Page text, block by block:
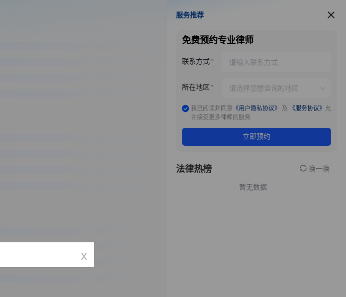
服务推荐
服务推荐
免费预约专业律师
联系方式
所在地区
我已阅读并同意 《用户隐私协议》 及 《服务协议》 允
许接受更多律师的服务
立即预约
法律热榜 换一换
暂无数据
x